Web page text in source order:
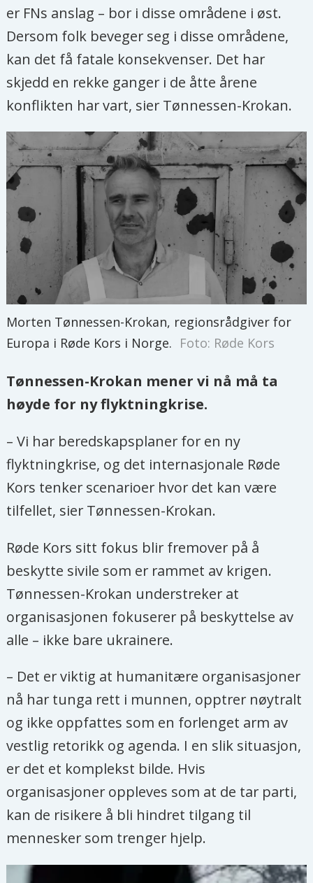
er FNs anslag – bor i disse områdene i øst.
Dersom folk beveger seg i disse områdene,
kan det få fatale konsekvenser. Det har
skjedd en rekke ganger i de åtte årene
konflikten har vart, sier Tønnessen-Krokan.
Morten Tønnessen-Krokan, regionsrådgiver for
Europa i Røde Kors i Norge. Foto: Røde Kors
Tønnessen-Krokan mener vi nå må ta
høyde for ny flyktningkrise.
– Vi har beredskapsplaner for en ny
flyktningkrise, og det internasjonale Røde
Kors tenker scenarioer hvor det kan være
tilfellet, sier Tønnessen-Krokan.
Røde Kors sitt fokus blir fremover på å
beskytte sivile som er rammet av krigen.
Tønnessen-Krokan understreker at
organisasjonen fokuserer på beskyttelse av
alle – ikke bare ukrainere.
– Det er viktig at humanitære organisasjoner
nå har tunga rett i munnen, opptrer nøytralt
og ikke oppfattes som en forlenget arm av
vestlig retorikk og agenda. I en slik situasjon,
er det et komplekst bilde. Hvis
organisasjoner oppleves som at de tar parti,
kan de risikere å bli hindret tilgang til
mennesker som trenger hjelp.